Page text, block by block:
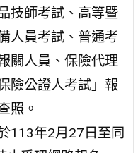
技師考試、高等暨
人員考試、普通考
關人員、保險代理
險公證人考試」報
照。
113年2月27日至同